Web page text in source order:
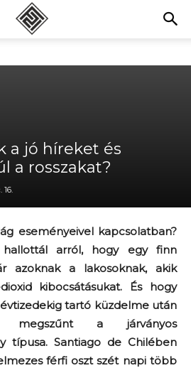
a jó híreket és
a rosszakat?
16.
eseményeivel kapcsolatban?
hallottál arról, hogy egy finn
azoknak a lakosoknak, akik
kibocsátásukat. És hogy
tartó küzdelme után
megszűnt a járványos
típusa. Santiago de Chilében
férfi oszt szét napi több